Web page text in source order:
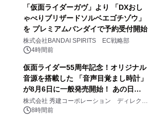
「仮面ライダーガヴ」より 「DXおし
ゃべりブリザードソルベエゴチゾウ」
を プレミアムバンダイで予約受付開始
株式会社BANDAI SPIRITS EC戦略部
4時間前
仮面ライダー55周年記念！オリジナル
音源を搭載した 「音声目覚まし時計」
が8月6日に一般発売開始！ あの日の
大興奮が今甦る
株式会社 秀建コーポレーション ディレクト
アートギャラリー
8時間前